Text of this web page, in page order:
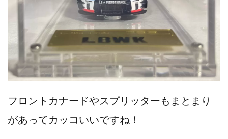
フロントカナードやスプリッターもまとまり
があってカッコいいですね！